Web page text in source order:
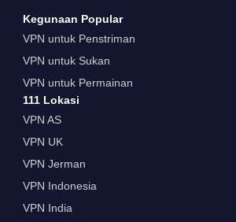
Kegunaan Popular
VPN untuk Penstriman
VPN untuk Sukan
VPN untuk Permainan
111 Lokasi
VPN AS
VPN UK
VPN Jerman
VPN Indonesia
VPN India